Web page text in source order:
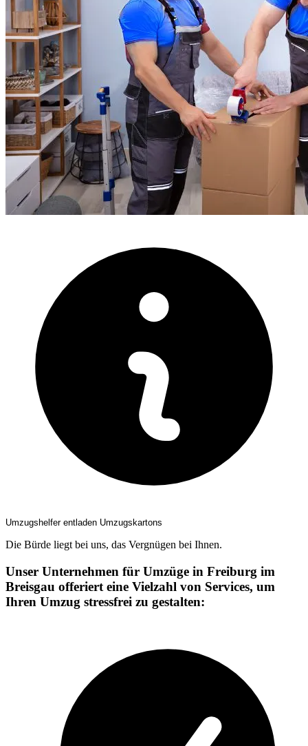
Umzugshelfer entladen Umzugskartons
Die Bürde liegt bei uns, das Vergnügen bei Ihnen.
Unser Unternehmen für Umzüge in Freiburg im
Breisgau offeriert eine Vielzahl von Services, um
Ihren Umzug stressfrei zu gestalten: